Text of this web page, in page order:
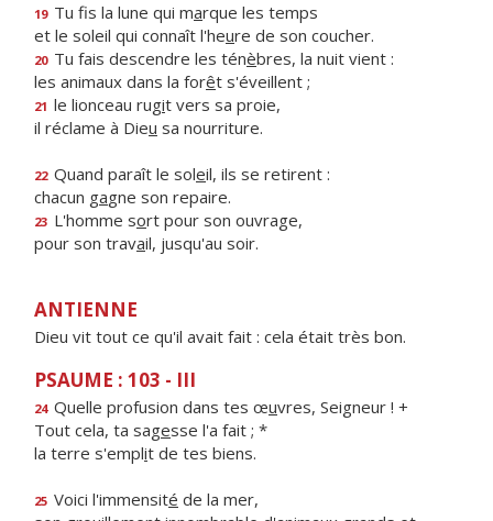
19 Tu fis la lune qui marque les temps
et le soleil qui connaît l'heure de son coucher.
20 Tu fais descendre les ténèbres, la nuit vient :
les animaux dans la forêt s'éveillent ;
21 le lionceau rugit vers sa proie,
il réclame à Dieu sa nourriture.
22 Quand paraît le soleil, ils se retirent :
chacun gagne son repaire.
23 L'homme sort pour son ouvrage,
pour son travail, jusqu'au soir.
ANTIENNE
Dieu vit tout ce qu'il avait fait : cela était très bon.
PSAUME : 103 - III
24 Quelle profusion dans tes œuvres, Seigneur ! +
Tout cela, ta sagesse l'a fait ; *
la terre s'emplit de tes biens.
25 Voici l'immensité de la mer,